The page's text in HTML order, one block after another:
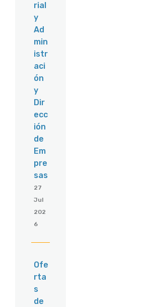
rial
y
Ad
min
istr
aci
ón
y
Dir
ecc
ión
de
Em
pre
sas
27
Jul
202
6
Ofe
rta
s
de